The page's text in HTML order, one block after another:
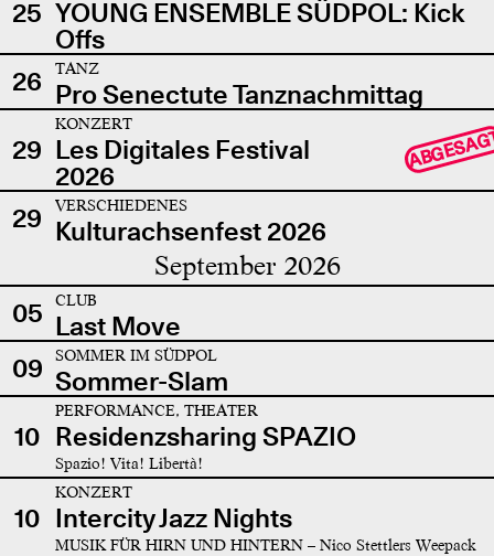
25 YOUNG ENSEMBLE SÜDPOL: Kick
Offs
26
TANZ
Pro Senectute Tanznachmittag
29
KONZERT
Les Digitales Festival
2026
29 VERSCHIEDENES
Kulturachsenfest 2026
September 2026
05 CLUB
Last Move
09
SOMMER IM SÜDPOL
Sommer-Slam
10
PERFORMANCE, THEATER
Residenzsharing SPAZIO
Spazio! Vita! Libertà!
10
KONZERT
Intercity Jazz Nights
MUSIK FÜR HIRN UND HINTERN – Nico Stettlers Weepack